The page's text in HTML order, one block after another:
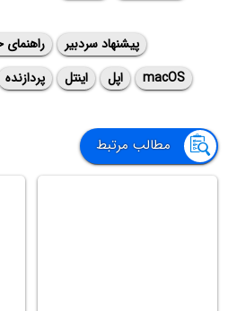
پیشنهاد سردبیر راهنمای
macOS
اپل اینتل پردازنده
مطالب مرتبط